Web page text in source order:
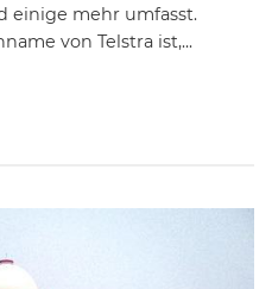
einige mehr umfasst.
von Telstra ist,...